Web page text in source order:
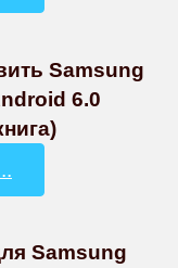
Samsung
6.0
Samsung